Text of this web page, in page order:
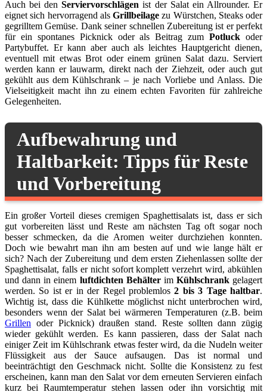
Auch bei denServiervorschlägen ist der Salat ein Allrounder. Er
eignet sich hervorragend als Grillbeilage zu Würstchen, Steaks oder
gegrilltem Gemüse. Dank seiner schnellen Zubereitung ist er perfekt
für ein spontanes Picknick oder als Beitrag zumPotluck oder
Partybuffet. Er kann aber auch als leichtes Hauptgericht dienen,
eventuell mit etwas Brot oder einem grünen Salat dazu. Serviert
werden kann er lauwarm, direkt nach der Ziehzeit, oder auch gut
gekühlt aus dem Kühlschrank – je nach Vorliebe und Anlass. Die
Vielseitigkeit macht ihn zu einem echten Favoriten für zahlreiche
Gelegenheiten.
Aufbewahrung und
Haltbarkeit: Tipps für Reste
und Vorbereitung
Ein großer Vorteil dieses cremigen Spaghettisalats ist, dass er sich
gut vorbereiten lässt und Reste am nächsten Tag oft sogar noch
besser schmecken, da die Aromen weiter durchziehen konnten.
Doch wie bewahrt man ihn am besten auf und wie lange hält er
sich? Nach der Zubereitung und dem ersten Ziehenlassen sollte der
Spaghettisalat, falls er nicht sofort komplett verzehrt wird, abkühlen
und dann in einem luftdichten Behälterim Kühlschrankgelagert
werden. So ist er in der Regel problemlos2 bis 3 Tage haltbar.
Wichtig ist, dass die Kühlkette möglichst nicht unterbrochen wird,
besonders wenn der Salat bei wärmeren Temperaturen (z.B. beim
Grillen oder Picknick) draußen stand. Reste sollten dann zügig
wieder gekühlt werden. Es kann passieren, dass der Salat nach
einiger Zeit im Kühlschrank etwas fester wird, da die Nudeln weiter
Flüssigkeit aus der Sauce aufsaugen. Das ist normal und
beeinträchtigt den Geschmack nicht. Sollte die Konsistenz zu fest
erscheinen, kann man den Salat vor dem erneuten Servieren einfach
kurz bei Raumtemperatur stehen lassen oder ihn vorsichtig mit